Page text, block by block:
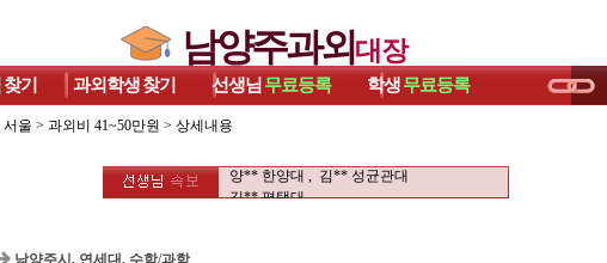
남양주과외대장
찾기 과외학생찾기 선생님 무료등록 학생무료등록
서울 > 과외비 41~50만원 > 상세내용
양** 한양대 , 김** 성균관대
김** 평택대 ,
남양주시, 연세대, 수학/과학